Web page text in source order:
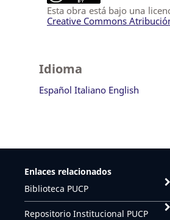
Esta obra está bajo una
Creative Commons
Idioma
Español Italiano English
Enlaces relacionados
Biblioteca PUCP
Repositorio Institucional PUCP